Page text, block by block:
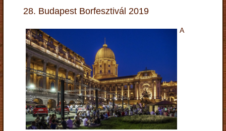
28. Budapest Borfesztivál 2019
A